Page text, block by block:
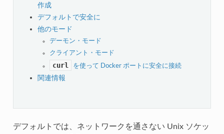
作成
デフォルトで安全に
他のモード
デーモン・モード
クライアント・モード
curl を使って Docker ポートに安全に接続
関連情報
デフォルトでは、ネットワークを通さない Unix ソケッ